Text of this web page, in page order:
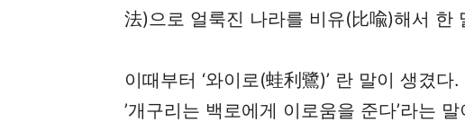
法)으로 얼룩진 나라를 비유(比喩)해서 한
이때부터 ‘와이로(蛙利鷺)’ 란 말이 생겼다
’개구리는 백로에게 이로움을 준다’라는 말